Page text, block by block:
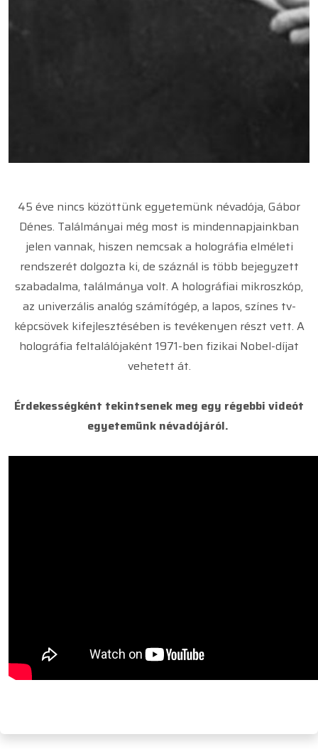
45 éve nincs közöttünk egyetemünk névadója, Gábor
Dénes. Találmányai még most is mindennapjainkban
jelen vannak, hiszen nemcsak a holográfia elméleti
rendszerét dolgozta ki, de száznál is több bejegyzett
szabadalma, találmánya volt. A holográfiai mikroszkóp,
az univerzális analóg számítógép, a lapos, színes tv-
képcsövek kifejlesztésében is tevékenyen részt vett. A
holográfia feltalálójaként 1971-ben fizikai Nobel-díjat
vehetett át.
Érdekességként tekintsenek meg egy régebbi videót
egyetemünk névadójáról.